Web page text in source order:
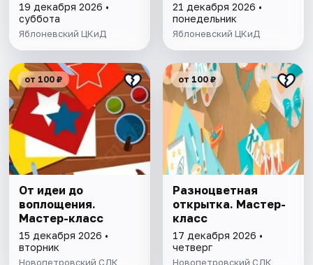
19 декабря 2026 •
суббота
Яблоневский ЦКиД
21 декабря 2026 •
понедельник
Яблоневский ЦКиД
от 100 ₽
От идеи до
воплощения.
Мастер-класс
15 декабря 2026 •
вторник
Новопетровский СДК
от 100 ₽
Разноцветная
открытка. Мастер-
класс
17 декабря 2026 •
четверг
Новопетровский СДК